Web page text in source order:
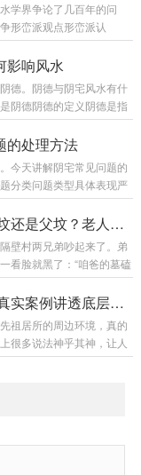
需要多代观察，不能只看
观察五代以上观察家族整
遇社会环境教育水...
学界争论了几百年的问
形峦派观点形峦派认
点：峦头是根本，没有好
即使理气一般，也能有不
定吉凶，峦头只是辅助只
的效果峦头只是理气的载
，缺一不可形峦...
影响风水
德。阴德与阴宅风水有什
阴德阴德的定义阴德是指
的特征：不为人知的善行
先和后代的福报阴德与阳
、阴德如何影响阴宅阴德
但可以增强风水效果。阴
积累方式祖先积阴...
的处理方法
今天讲解阴宅常见问题的
分类问题类型具体表现严
环境问题杂草丛生、水浸
周边问题新建建筑、道路
土流失年久失修处理方
问题问题二：墓碑裂缝原
三：墓碑字迹模糊原...
上坟顺序有讲究：先拜祖坟还是父坟？老人说拜错损三代福运，真不是迷信
壁村两兄弟吵起来了。弟
看脸就黑了：“咱爸的墓磕
小题大做：“爸妈近，肯
急得跺脚：“你懂什么！
心里都有疑惑：先拜祖坟
"到底是真有其事，还是
迁址改运是真的吗？一个真实案例讲透底层逻辑
祖居所的周边环境，真的
很多说法神乎其神，让人
场，气场影响人心，人心
无奈的一种现象：有的家
做事都无可挑剔，...